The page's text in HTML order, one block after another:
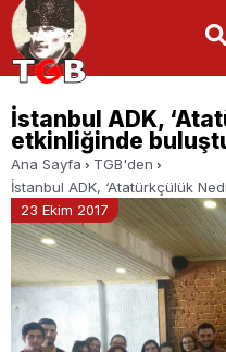
İstanbul ADK,
etkinliğinde
Ana Sayfa
TGB'den
İstanbul ADK, ‘Atatürkçülük
23 Ekim 2017